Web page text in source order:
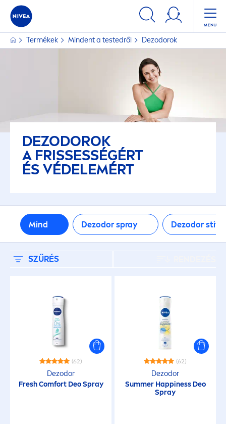
Termékek Mindent a testedről Dezodorok
DEZODOROK
A FRISSESSÉGÉRT
ÉS VÉDELEMÉRT
Mind Dezodor spray Dezodor stift
SZŰRÉS
SZŰRŐK
TERMÉKCSALÁD
Dry Comfort
Fresh
Fresh Flower
Fresh Natural
Pearl & Beauty
BŐRTÍPUS
Érzékeny bőrre
(62)
Dezodor
FreshComfort Deo Spray
(62)
Dezodor
SummerHappiness Deo
Spray